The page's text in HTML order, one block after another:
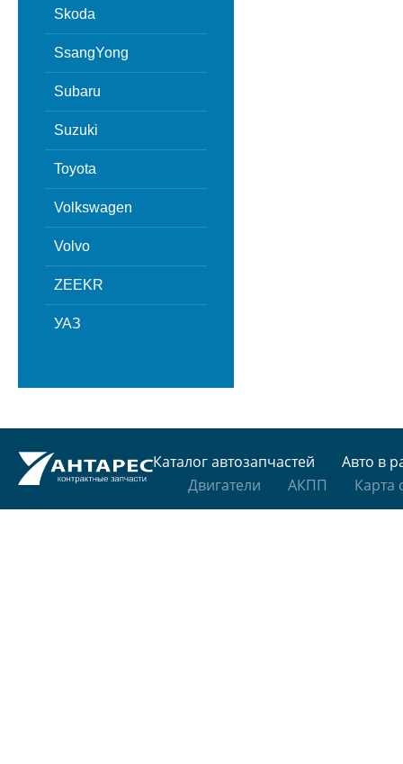
Skoda
SsangYong
Subaru
Suzuki
Toyota
Volkswagen
Volvo
ZEEKR
УАЗ
Каталог автозапчастей
Авто в
Двигатели
АКПП Карта